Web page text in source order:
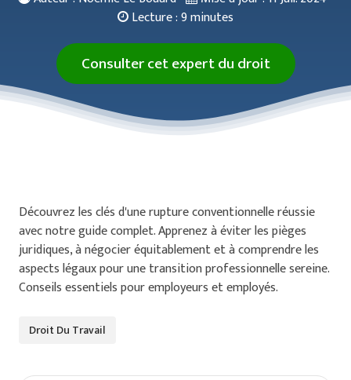
Lecture :9 minutes
Consulter cet expert du droit
Découvrez les clés d'une rupture conventionnelle réussie
avec notre guide complet. Apprenez à éviter les pièges
juridiques, à négocier équitablement et à comprendre les
aspects légaux pour une transition professionnelle sereine.
Conseils essentiels pour employeurs et employés.
Droit Du Travail